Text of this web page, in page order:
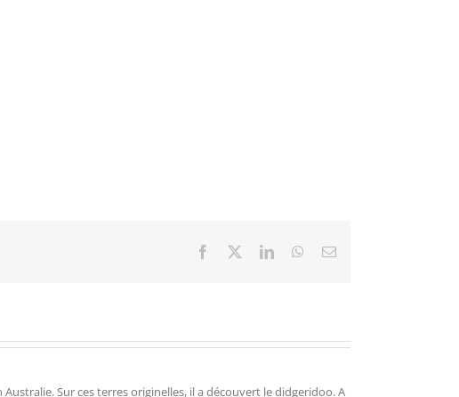
Facebook LinkedInWhatsApp
Email
Sur ces terres originelles, il a découvert le didgeridoo. A